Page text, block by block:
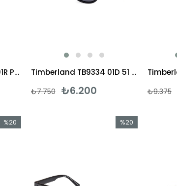
Timberland TB00004 01R Polarize Güneş Gözlüğü Timberland TB9334 01D 51 Polarize Güneş Gözlüğü
₺6.200
₺7.750 ₺9.375
%20
%20